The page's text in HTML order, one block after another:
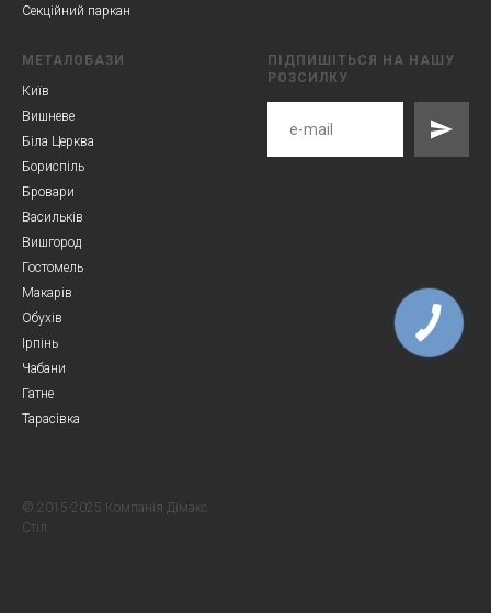
Секційний паркан
МЕТАЛОБАЗИ
Київ
Вишневе
Біла Церква
Бориспіль
Бровари
Васильків
Вишгород
Гостомель
Макарів
Обухів
Ірпінь
Чабани
Гатне
Тарасівка
ПІДПИШІТЬСЯ НА НАШУ
РОЗСИЛКУ
© 2015-2025 Компанія Дімакс
Стіл